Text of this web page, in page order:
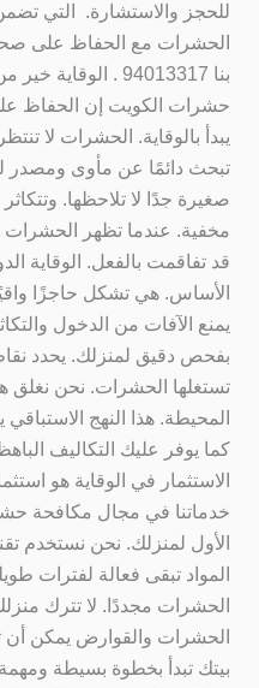
للحجز والاستشارة. التي
الحشرات مع الحفاظ على
بنا 94013317 .
حشرات الكويت إن الحفاظ
يبدأ بالوقاية. الحشرات لا
تبحث دائمًا عن مأوى ومصدر
صغيرة جدًا لا تلاحظها.
مخفية. عندما تظهر
قد تفاقمت بالفعل. الوقاية
الأساس. هي تشكل حاجزًا
يمنع الآفات من الدخول
بفحص دقيق لمنزلك. يحدد
تستغلها الحشرات. نحن نغلق
المحيطة. هذا النهج
كما يوفر عليك التكاليف
الاستثمار في الوقاية هو
خدماتنا في مجال مكافحة
الأول لمنزلك. نحن نستخدم
المواد تبقى فعالة لفترات
الحشرات مجددًا. لا تترك
الحشرات والقوارض يمكن أن
بيتك تبدأ بخطوة بسيطة